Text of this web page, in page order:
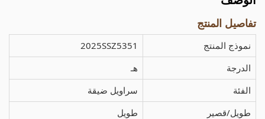
تفاصيل المنتج
نموذج المنتج
2025SSZ5351
الدرجة
هـ
الفئة
سراويل ضيقة
طويل/قصير
طويل